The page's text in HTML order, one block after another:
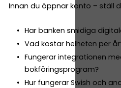
Innan du öppnar konto – ställ
Har banken smidiga
Vad kostar helheten per
Fungerar integrationen
bokföringsprogram?
Hur fungerar Swish och